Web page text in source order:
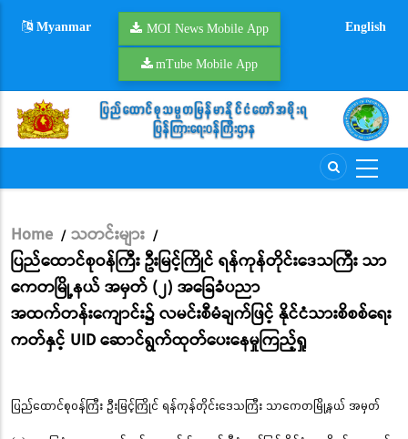
Myanmar MOI News Mobile App
mTube Mobile App
English
Breadcrumb
Home / သတင်းများ /
ပြည်ထောင်စုဝန်ကြီး ဦးမြင့်ကြိုင် ရန်ကုန်တိုင်းဒေသကြီး သာ
ကေတမြို့နယ် အမှတ် (၂) အခြေခံပညာ
အထက်တန်းကျောင်း၌ လမင်းစီမံချက်ဖြင့် နိုင်ငံသားစိစစ်ရေး
ကတ်နှင့် UID ဆောင်ရွက်ထုတ်ပေးနေမှုကြည့်ရှု
ပြည်ထောင်စုဝန်ကြီး ဦးမြင့်ကြိုင် ရန်ကုန်တိုင်းဒေသကြီး သာကေတမြို့နယ် အမှတ်